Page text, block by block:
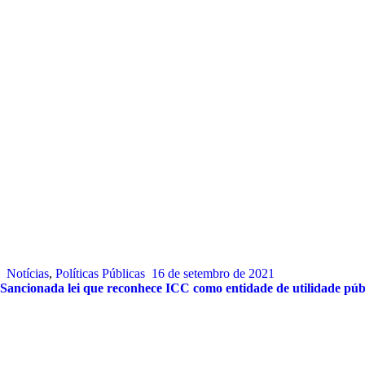
Notícias, Políticas Públicas 16 de setembro de 2021
Sancionada lei que reconhece ICC como entidade de utilidade